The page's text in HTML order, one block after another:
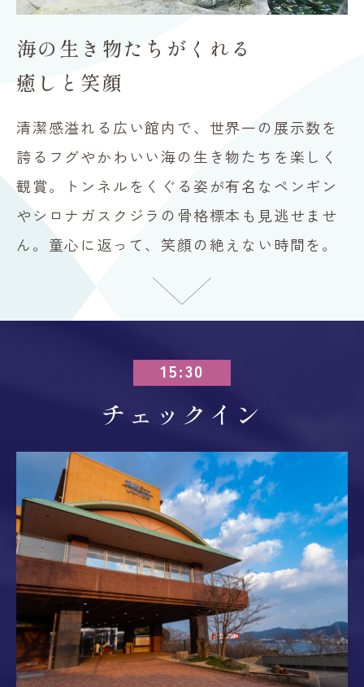
海の生き物たちがくれる
癒しと笑顔
清潔感溢れる広い館内で、世界一の展示数を
誇るフグやかわいい海の生き物たちを楽しく
観賞。トンネルをくぐる姿が有名なペンギン
やシロナガスクジラの骨格標本も見逃せませ
ん。童心に返って、笑顔の絶えない時間を。
15:30
チェックイン